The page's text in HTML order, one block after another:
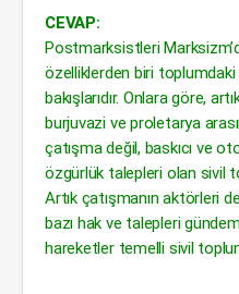
CEVAP:
Postmarksistleri
özelliklerden biri toplumdaki
bakışlarıdır. Onlara göre,
burjuvazi ve proletarya
çatışma değil, baskıcı ve
özgürlük talepleri olan sivil
Artık çatışmanın aktörleri
bazı hak ve talepleri
hareketler temelli sivil